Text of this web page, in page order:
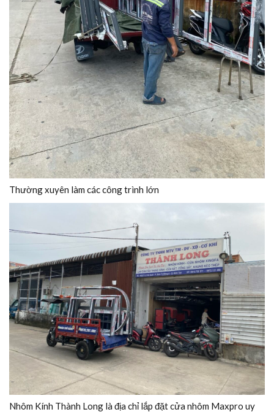
Thường xuyên làm các công trình lớn
Nhôm Kính Thành Long là địa chỉ lắp đặt cửa nhôm Maxpro uy